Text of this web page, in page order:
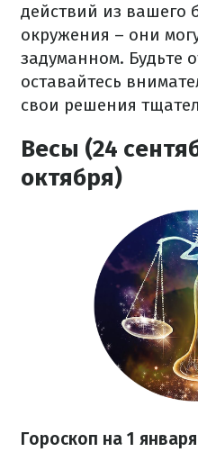
действий из вашего
окружения – они
задуманном. Будьте
оставайтесь
свои решения
Весы (24
октября)
Гороскоп на 1